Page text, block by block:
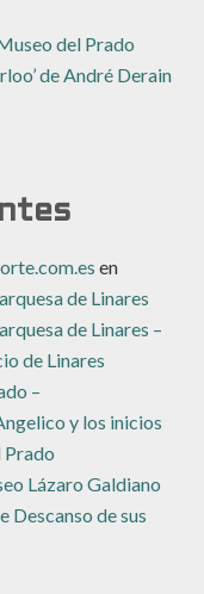
del Prado
de André Derain
en
de Linares
de Linares –
de Linares
–
y los inicios
Prado
Lázaro Galdiano
Descanso de sus